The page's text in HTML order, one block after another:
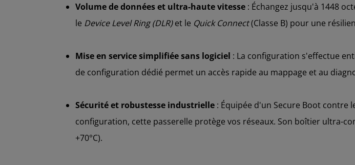
Volume de données et ultra-haute vitesse : Échangez jusqu'à 1448
le Device Level Ring (DLR)et le Quick Connect(Classe B) pour une
Mise en service simplifiée sans logiciel : La configuration s'effectue
de configuration dédié permet un accès rapide au mappage et au
Sécurité et robustesse industrielle : Équipée d'un Secure Boot
configuration, cette passerelle protège vos réseaux. Son boîtier ultra-
+70°C).